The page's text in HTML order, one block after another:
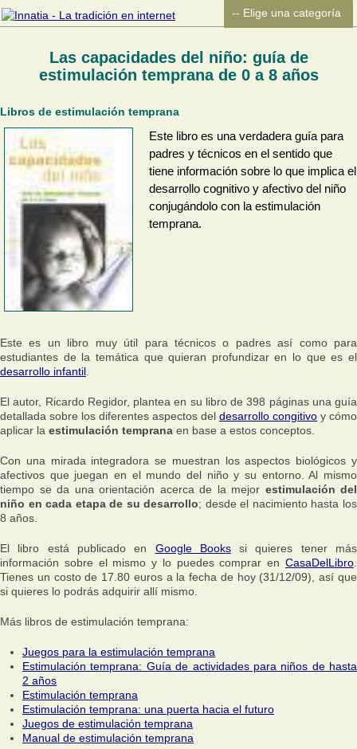
Las capacidades del niño: guía de
estimulación temprana de 0 a 8 años
Libros de estimulación temprana
Este libro es una verdadera guía para
padres y técnicos en el sentido que
tiene información sobre lo que implica el
desarrollo cognitivo y afectivo del niño
conjugándolo con la estimulación
temprana.
Este es un libro muy útil para técnicos o padres así como para
estudiantes de la temática que quieran profundizar en lo que es el
desarrollo infantil
El autor, Ricardo Regidor, plantea en su libro de 398 páginas una guía
detallada sobre los diferentes aspectos del desarrollo congitivo y cómo
aplicar la estimulación temprana en base a estos conceptos.
Con una mirada integradora se muestran los aspectos biológicos y
afectivos que juegan en el mundo del niño y su entorno. Al mismo
tiempo se da una orientación acerca de la mejor estimulación del
niño en cada etapa de su desarrollo; desde el nacimiento hasta los
8 años.
El libro está publicado en Google Bookssi quieres tener más
información sobre el mismo y lo puedes comprar en CasaDelLibro
Tienes un costo de 17.80 euros a la fecha de hoy (31/12/09), así que
si quieres lo podrás adquirir allí mismo.
Más libros de estimulación temprana:
Juegos para la estimulación temprana
Estimulación temprana: Guía de actividades para niños de hasta
2 años
Estimulación temprana
Estimulación temprana: una puerta hacia el futuro
Juegos de estimulación temprana
Manual de estimulación temprana